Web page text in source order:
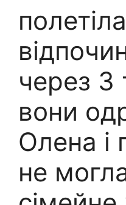
через 3
вони
Олена і
не